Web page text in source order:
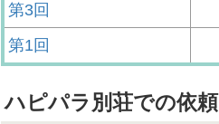
第3回
第1回
ハピパラ別荘での依頼